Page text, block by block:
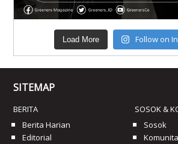
Load More Follow on
SITEMAP
BERITA
Berita Harian
Editorial
SOSOK &
Sosok